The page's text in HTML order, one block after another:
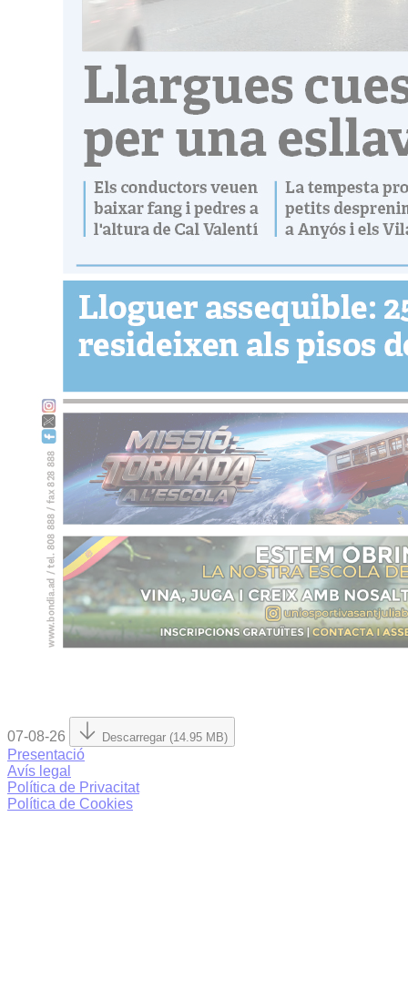
07-08-26 Descarregar (14.95 MB)
Presentació
Avís legal
Política de Privacitat
Política de Cookies